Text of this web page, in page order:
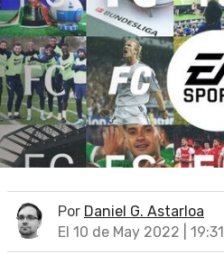
Por Daniel G. Astarloa
El 10 de May 2022 | 19:31